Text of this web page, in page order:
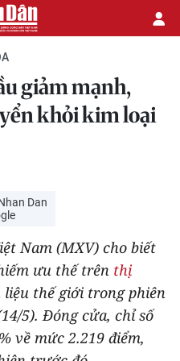
giảm mạnh,
khỏi kim loại
Dan
Nam (MXV) cho biết
ưu thế trên thị
liệu thế giới trong phiên
5). Đóng cửa, chỉ số
về mức 2.219 điểm,